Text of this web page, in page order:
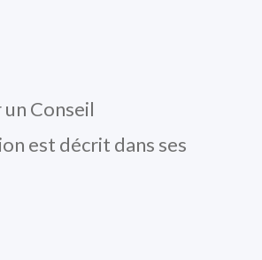
Conseil
est décrit dans ses